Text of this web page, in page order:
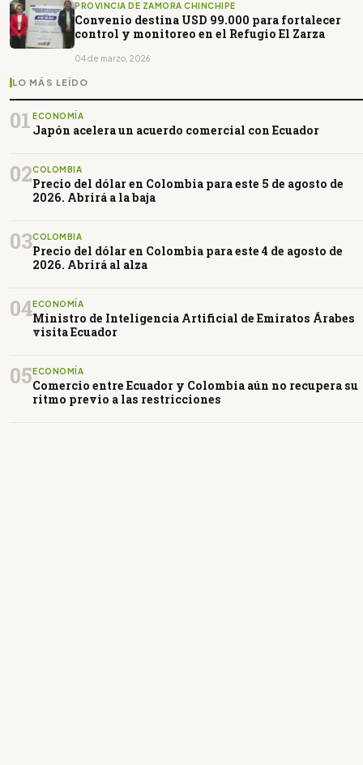
PROVINCIA DE ZAMORA CHINCHIPE
Convenio destina USD 99.000 para fortalecer
control y monitoreo en el Refugio El Zarza
04 de marzo, 2026
LO MÁS LEÍDO
01 ECONOMÍA
Japón acelera un acuerdo comercial con Ecuador
02COLOMBIA
Precio del dólar en Colombia para este 5 de agosto de
2026. Abrirá a la baja
03COLOMBIA
Precio del dólar en Colombia para este 4 de agosto de
2026. Abrirá al alza
04ECONOMÍA
Ministro de Inteligencia Artificial de Emiratos Árabes
visita Ecuador
05 ECONOMÍA
Comercio entre Ecuador y Colombia aún no recupera su
ritmo previo a las restricciones